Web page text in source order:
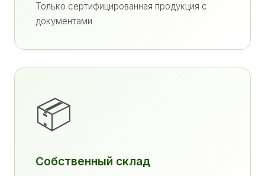
Только сертифицированная продукция с
документами
📦
Собственный склад